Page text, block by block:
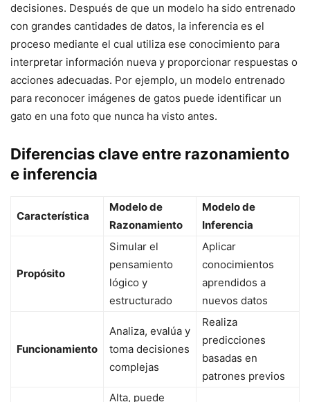
decisiones. Después de que un modelo ha sido entrenado
con grandes cantidades de datos, la inferencia es el
proceso mediante el cual utiliza ese conocimiento para
interpretar información nueva y proporcionar respuestas o
acciones adecuadas. Por ejemplo, un modelo entrenado
para reconocer imágenes de gatos puede identificar un
gato en una foto que nunca ha visto antes.
Diferencias clave entre razonamiento
e inferencia
Característica
Modelo de
Razonamiento
Modelo de
Inferencia
Propósito
Simular el
pensamiento
lógico y
estructurado
Aplicar
conocimientos
aprendidos a
nuevos datos
Funcionamiento
Analiza, evalúa y
toma decisiones
complejas
Realiza
predicciones
basadas en
patrones previos
Alta, puede